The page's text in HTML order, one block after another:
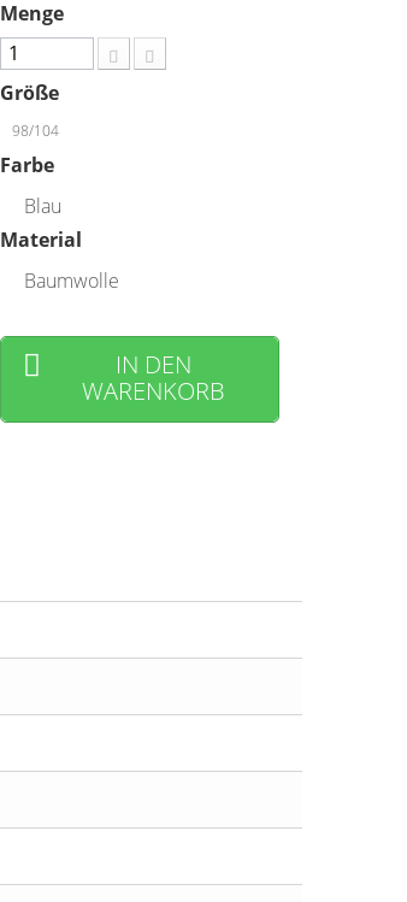
Menge
Größe
98/104
Farbe
Blau
Material
Baumwolle
IN DEN
WARENKORB